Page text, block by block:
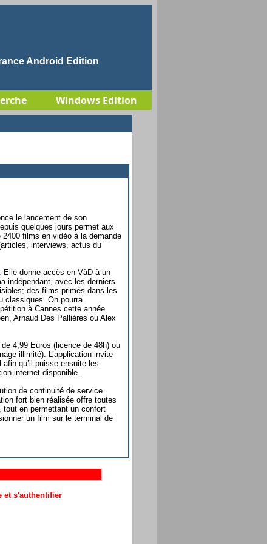
Android Edition
Windows Edition
le lancement de son
quelques jours permet aux
films en vidéo à la demande
interviews, actus du
. Elle donne accès en VàD à un
indépendant, avec les derniers
des films primés dans les
classiques. On pourra
à Cannes cette année
Arnaud Des Pallières ou Alex
4,99 Euros (licence de 48h) ou
illimité). L’application invite
qu’il puisse ensuite les
internet disponible.
de continuité de service
fort bien réalisée offre toutes
en permettant un confort
un film sur le terminal de
et s'authentifier